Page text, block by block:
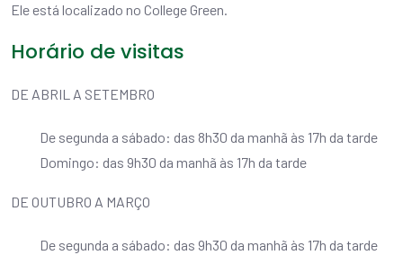
Ele está localizado no College Green.
Horário de visitas
DE ABRIL A SETEMBRO
De segunda a sábado: das 8h30 da manhã às 17h da tarde
Domingo: das 9h30 da manhã às 17h da tarde
DE OUTUBRO A MARÇO
De segunda a sábado: das 9h30 da manhã às 17h da tarde